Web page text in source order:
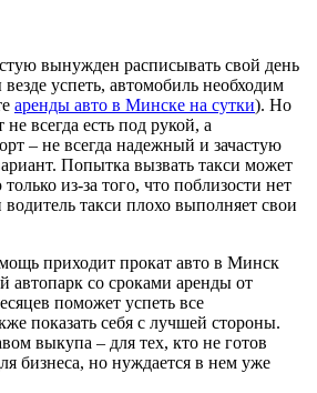
вынужден расписывать свой день
успеть, автомобиль необходим
аренды авто в Минске на сутки). Но
всегда есть под рукой, а
– не всегда надежный и зачастую
Попытка вызвать такси может
из-за того, что поблизости нет
такси плохо выполняет свои
приходит прокат авто в Минск
автопарк со сроками аренды от
поможет успеть все
показать себя с лучшей стороны.
выкупа – для тех, кто не готов
бизнеса, но нуждается в нем уже